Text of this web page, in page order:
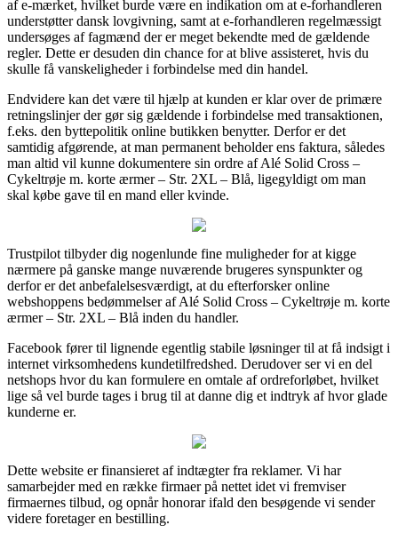
af e-mærket, hvilket burde være en indikation om at e-forhandleren
understøtter dansk lovgivning, samt at e-forhandleren regelmæssigt
undersøges af fagmænd der er meget bekendte med de gældende
regler. Dette er desuden din chance for at blive assisteret, hvis du
skulle få vanskeligheder i forbindelse med din handel.
Endvidere kan det være til hjælp at kunden er klar over de primære
retningslinjer der gør sig gældende i forbindelse med transaktionen,
f.eks. den byttepolitik online butikken benytter. Derfor er det
samtidig afgørende, at man permanent beholder ens faktura, således
man altid vil kunne dokumentere sin ordre af Alé Solid Cross –
Cykeltrøje m. korte ærmer – Str. 2XL – Blå, ligegyldigt om man
skal købe gave til en mand eller kvinde.
Trustpilot tilbyder dig nogenlunde fine muligheder for at kigge
nærmere på ganske mange nuværende brugeres synspunkter og
derfor er det anbefalelsesværdigt, at du efterforsker online
webshoppens bedømmelser af Alé Solid Cross – Cykeltrøje m. korte
ærmer – Str. 2XL – Blå inden du handler.
Facebook fører til lignende egentlig stabile løsninger til at få indsigt i
internet virksomhedens kundetilfredshed. Derudover ser vi en del
netshops hvor du kan formulere en omtale af ordreforløbet, hvilket
lige så vel burde tages i brug til at danne dig et indtryk af hvor glade
kunderne er.
Dette website er finansieret af indtægter fra reklamer. Vi har
samarbejder med en række firmaer på nettet idet vi fremviser
firmaernes tilbud, og opnår honorar ifald den besøgende vi sender
videre foretager en bestilling.